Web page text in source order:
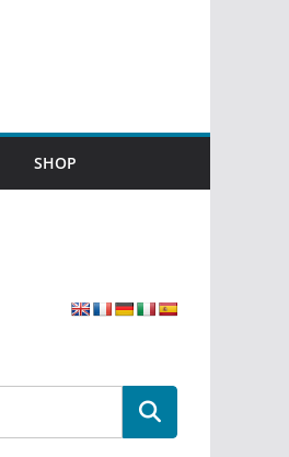
SHOP